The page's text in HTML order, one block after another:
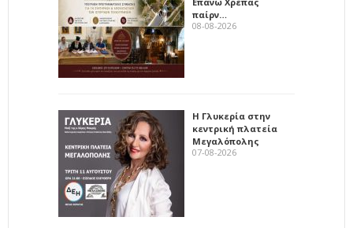
παίρν…
08-08-2026
Η Γλυκερία στην
κεντρική πλατεία
Μεγαλόπολης
07-08-2026